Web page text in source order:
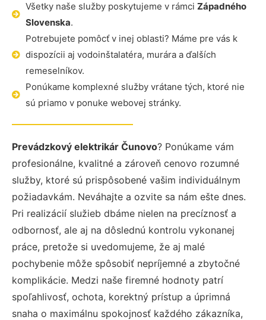
Všetky naše služby poskytujeme v rámci Západného
Slovenska.
Potrebujete pomôcť v inej oblasti? Máme pre vás k
dispozícii aj vodoinštalatéra, murára a ďalších
remeselníkov.
Ponúkame komplexné služby vrátane tých, ktoré nie
sú priamo v ponuke webovej stránky.
Prevádzkový elektrikár Čunovo? Ponúkame vám
profesionálne, kvalitné a zároveň cenovo rozumné
služby, ktoré sú prispôsobené vašim individuálnym
požiadavkám. Neváhajte a ozvite sa nám ešte dnes.
Pri realizácií služieb dbáme nielen na precíznosť a
odbornosť, ale aj na dôslednú kontrolu vykonanej
práce, pretože si uvedomujeme, že aj malé
pochybenie môže spôsobiť nepríjemné a zbytočné
komplikácie. Medzi naše firemné hodnoty patrí
spoľahlivosť, ochota, korektný prístup a úprimná
snaha o maximálnu spokojnosť každého zákazníka,